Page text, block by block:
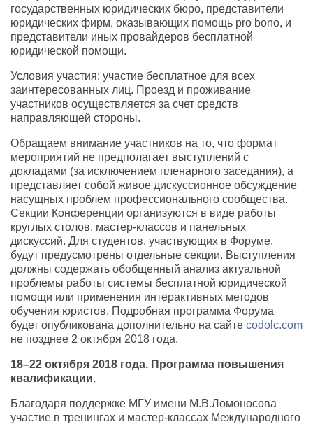
государственных юридических бюро, представители
юридических фирм, оказывающих помощь pro bono, и
представители иных провайдеров бесплатной
юридической помощи.
Условия участия: участие бесплатное для всех
заинтересованных лиц. Проезд и проживание
участников осуществляется за счет средств
направляющей стороны.
Обращаем внимание участников на то, что формат
мероприятий не предполагает выступлений с
докладами (за исключением пленарного заседания), а
представляет собой живое дискуссионное обсуждение
насущных проблем профессионального сообщества.
Секции Конференции организуются в виде работы
круглых столов, мастер-классов и панельных
дискуссий. Для студентов, участвующих в Форуме,
будут предусмотрены отдельные секции. Выступления
должны содержать обобщенный анализ актуальной
проблемы работы системы бесплатной юридической
помощи или применения интерактивных методов
обучения юристов. Подробная программа Форума
будет опубликована дополнительно на сайте codolc.com
не позднее 2 октября 2018 года.
18–22 октября 2018 года. Программа повышения
квалификации.
Благодаря поддержке МГУ имени М.В.Ломоносова
участие в тренингах и мастер-классах Международного